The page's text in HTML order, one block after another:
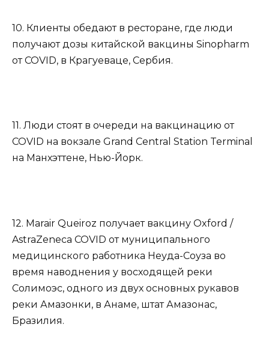
10. Клиенты обедают в ресторане, где люди
получают дозы китайской вакцины Sinopharm
от COVID, в Крагуеваце, Сербия.
11. Люди стоят в очереди на вакцинацию от
COVID на вокзале Grand Central Station Terminal
на Манхэттене, Нью-Йорк.
12. Marair Queiroz получает вакцину Oxford /
AstraZeneca COVID от муниципального
медицинского работника Неуда-Соуза во
время наводнения у восходящей реки
Солимоэс, одного из двух основных рукавов
реки Амазонки, в Анаме, штат Амазонас,
Бразилия.